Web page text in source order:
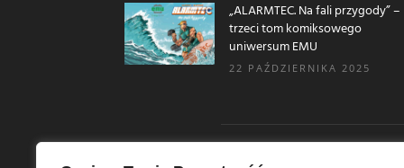
„ALARMTEC. Na fali przygody” –
trzeci tom komiksowego
uniwersum EMU
22 PAŹDZIERNIKA 2025